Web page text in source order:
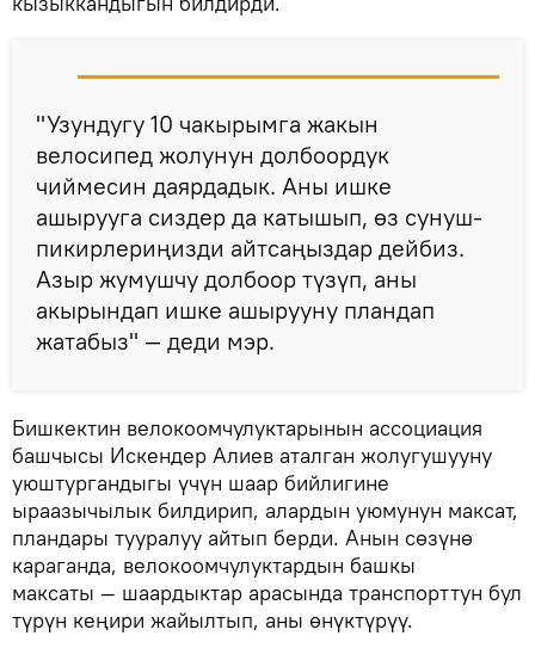
"Узундугу 10 чакырымга жакын
велосипед жолунун долбоордук
чиймесин даярдадык. Аны ишке
ашырууга сиздер да катышып, өз сунуш-
пикирлериңизди айтсаңыздар дейбиз.
Азыр жумушчу долбоор түзүп, аны
акырындап ишке ашырууну пландап
жатабыз" — деди мэр.
Бишкектин велокоомчулуктарынын ассоциация
башчысы Искендер Алиев аталган жолугушууну
уюштургандыгы үчүн шаар бийлигине
ыраазычылык билдирип, алардын уюмунун максат,
пландары тууралуу айтып берди. Анын сөзүнө
караганда, велокоомчулуктардын башкы
максаты — шаардыктар арасында транспорттун бул
түрүн кеңири жайылтып, аны өнүктүрүү.